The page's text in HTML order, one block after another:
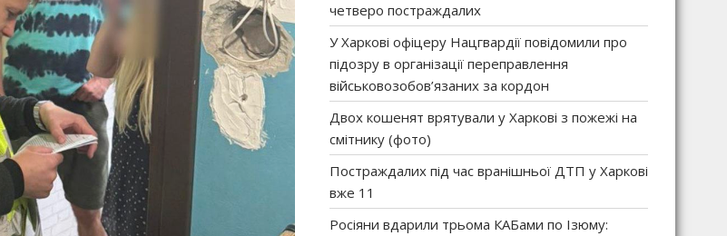
четверо постраждалих
У Харкові офіцеру Нацгвардії повідомили про
підозру в організації переправлення
військовозобов’язаних за кордон
Двох кошенят врятували у Харкові з пожежі на
смітнику (фото)
Постраждалих під час вранішньої ДТП у Харкові
вже 11
Росіяни вдарили трьома КАБами по Ізюму: